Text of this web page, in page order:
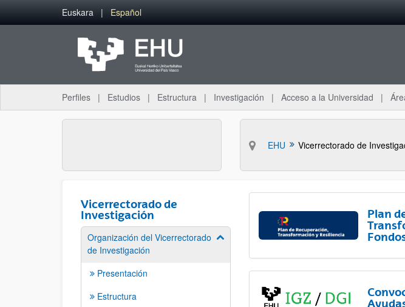
Saltar al contenido principal
Euskara Español
Perfiles Estudios Estructura Investigación Acceso a la Universidad
EHU Vicerrectorado de
Vicerrectorado de
Investigación
Organización del Vicerrectorado
de Investigación
Mostrar/ocultar subpáginas
Presentación
Estructura
Plan